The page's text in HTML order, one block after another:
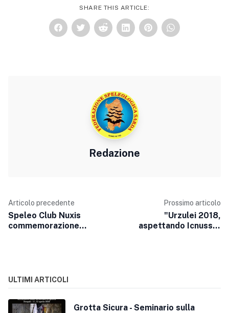
SHARE THIS ARTICLE:
Redazione
Articolo precedente
Speleo Club Nuxis
commemorazione
Prossimo articolo
"Urzulei 2018,
aspettando Icnussa"
ULTIMI ARTICOLI
Grotta Sicura - Seminario sulla